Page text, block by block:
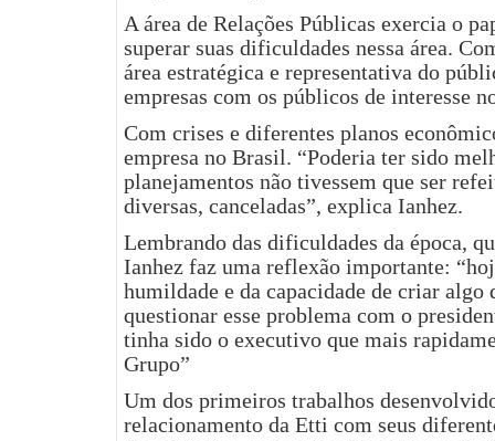
A área de Relações Públicas exercia o
superar suas dificuldades nessa área.
área estratégica e representativa do
empresas com os públicos de interesse
Com crises e diferentes planos
empresa no Brasil. “Poderia ter sido
planejamentos não tivessem que ser
diversas, canceladas”, explica Ianhez.
Lembrando das dificuldades da época,
Ianhez faz uma reflexão importante:
humildade e da capacidade de criar algo
questionar esse problema com o
tinha sido o executivo que mais
Grupo”
Um dos primeiros trabalhos
relacionamento da Etti com seus